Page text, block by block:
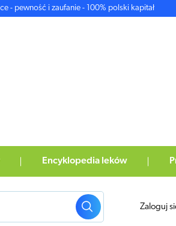
- pewność i zaufanie - 100% polski kapitał
Encyklopedia leków
Zaloguj